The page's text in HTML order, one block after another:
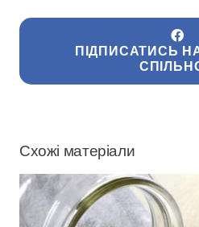
ПІДПИСАТИСЬ НА
Схожі матеріали